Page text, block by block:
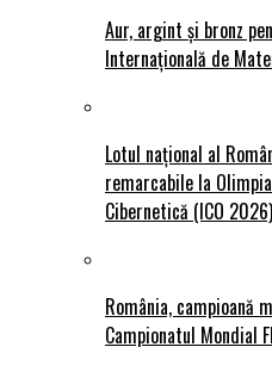
Aur, argint și bronz
Internațională de
Lotul național al
remarcabile la
Cibernetică (ICO 2026)
România, campioană
Campionatul Mondial